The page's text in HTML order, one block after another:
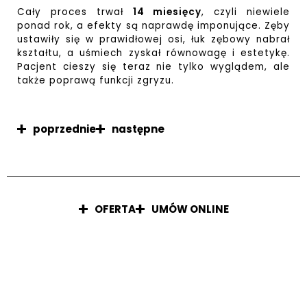
Cały proces trwał 14 miesięcy, czyli niewiele
ponad rok, a efekty są naprawdę imponujące. Zęby
ustawiły się w prawidłowej osi, łuk zębowy nabrał
kształtu, a uśmiech zyskał równowagę i estetykę.
Pacjent cieszy się teraz nie tylko wyglądem, ale
także poprawą funkcji zgryzu.
poprzednie następne
OFERTA UMÓW ONLINE